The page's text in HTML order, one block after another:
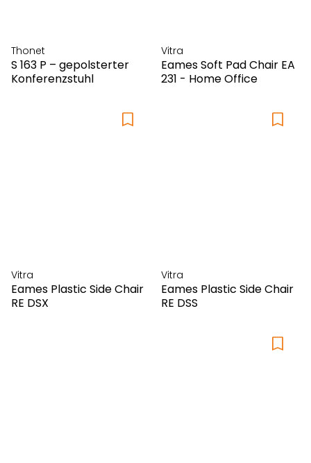
Thonet
S 163 P – gepolsterter
Konferenzstuhl
Vitra
Eames Soft Pad Chair EA
231 - Home Office
Vitra
Eames Plastic Side Chair
RE DSX
Vitra
Eames Plastic Side Chair
RE DSS